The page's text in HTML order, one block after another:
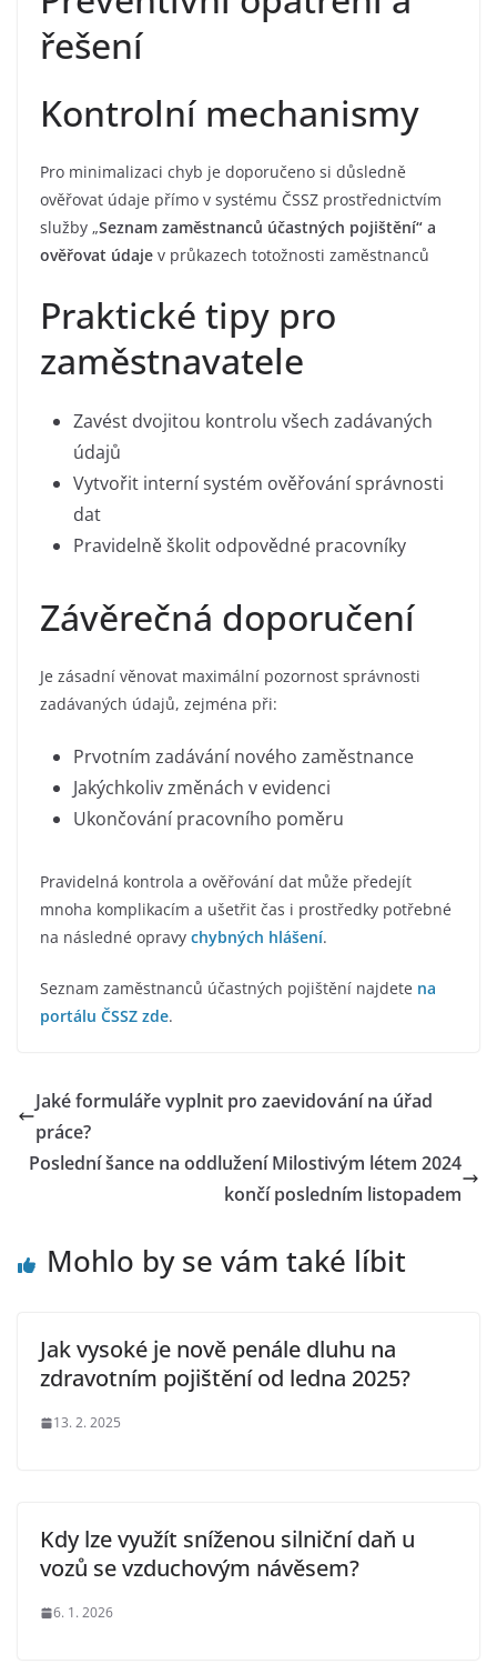
řešení
Kontrolní mechanismy
Pro minimalizaci chyb je doporučeno si důsledně
ověřovat údaje přímo v systému ČSSZ prostřednictvím
služby „Seznam zaměstnanců účastných pojištění“ a
ověřovat údaje v průkazech totožnosti zaměstnanců
Praktické tipy pro
zaměstnavatele
Zavést dvojitou kontrolu všech zadávaných
údajů
Vytvořit interní systém ověřování správnosti
dat
Pravidelně školit odpovědné pracovníky
Závěrečná doporučení
Je zásadní věnovat maximální pozornost správnosti
zadávaných údajů, zejména při:
Prvotním zadávání nového zaměstnance
Jakýchkoliv změnách v evidenci
Ukončování pracovního poměru
Pravidelná kontrola a ověřování dat může předejít
mnoha komplikacím a ušetřit čas i prostředky potřebné
na následné opravy chybných hlášení.
Seznam zaměstnanců účastných pojištění najdete na
portálu ČSSZ zde.
Jaké formuláře vyplnit pro zaevidování na úřad
práce?
Poslední šance na oddlužení Milostivým létem 2024
končí posledním listopadem
Mohlo by se vám také líbit
Jak vysoké je nově penále dluhu na
zdravotním pojištění od ledna 2025?
13. 2. 2025
Kdy lze využít sníženou silniční daň u
vozů se vzduchovým návěsem?
6. 1. 2026